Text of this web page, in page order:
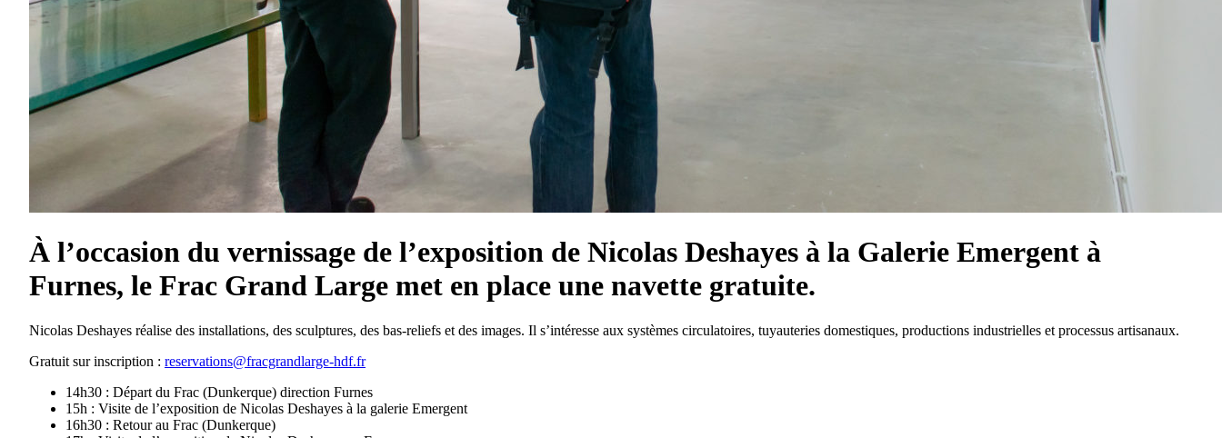
À l’occasion du vernissage de l’exposition de Nicolas Deshayes à la Galerie Emergent à
Furnes, le Frac Grand Large met en place une navette gratuite.
Nicolas Deshayes réalise des installations, des sculptures, des bas-reliefs et des images. Il s’intéresse aux systèmes circulatoires, tuyauteries domestiques, productions industrielles et processus artisanaux.
Gratuit sur inscription : reservations@fracgrandlarge-hdf.fr
14h30 : Départ du Frac (Dunkerque) direction Furnes
15h : Visite de l’exposition de Nicolas Deshayes à la galerie Emergent
16h30 : Retour au Frac (Dunkerque)